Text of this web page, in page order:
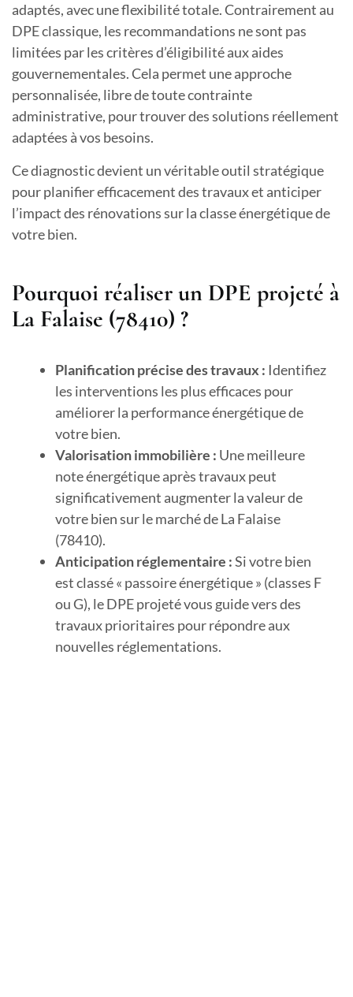
adaptés, avec une flexibilité totale. Contrairement au
DPE classique, les recommandations ne sont pas
limitées par les critères d’éligibilité aux aides
gouvernementales. Cela permet une approche
personnalisée, libre de toute contrainte
administrative, pour trouver des solutions réellement
adaptées à vos besoins.
Ce diagnostic devient un véritable outil stratégique
pour planifier efficacement des travaux et anticiper
l’impact des rénovations sur la classe énergétique de
votre bien.
Pourquoi réaliser un DPE projeté à
La Falaise (78410) ?
Planification précise des travaux : Identifiez
les interventions les plus efficaces pour
améliorer la performance énergétique de
votre bien.
Valorisation immobilière : Une meilleure
note énergétique après travaux peut
significativement augmenter la valeur de
votre bien sur le marché de La Falaise
(78410).
Anticipation réglementaire :Si votre bien
est classé « passoire énergétique » (classes F
ou G), le DPE projeté vous guide vers des
travaux prioritaires pour répondre aux
nouvelles réglementations.